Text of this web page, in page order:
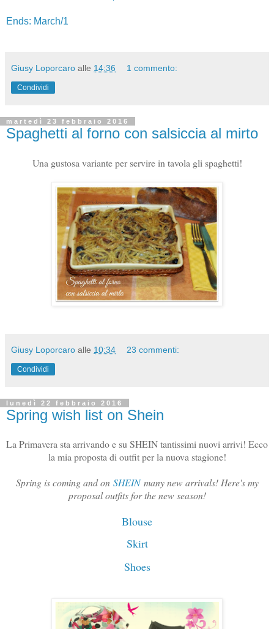
Ends: March/1
Giusy Loporcaro alle 14:36 1 commento:
Condividi
martedì 23 febbraio 2016
Spaghetti al forno con salsiccia al mirto
Una gustosa variante per servire in tavola gli spaghetti!
Giusy Loporcaro alle 10:34 23 commenti:
Condividi
lunedì 22 febbraio 2016
Spring wish list on Shein
La Primavera sta arrivando e su SHEIN tantissimi nuovi arrivi! Ecco
la mia proposta di outfit per la nuova stagione!
Spring is coming and on SHEINmany new arrivals! Here's my
proposal outfits for the new season!
Blouse
Skirt
Shoes